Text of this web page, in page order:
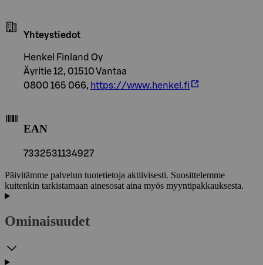
Yhteystiedot
Henkel Finland Oy
Äyritie 12, 01510 Vantaa
0800 165 066, https://www.henkel.fi
EAN
7332531134927
Päivitämme palvelun tuotetietoja aktiivisesti. Suosittelemme
kuitenkin tarkistamaan ainesosat aina myös myyntipakkauksesta.
Ominaisuudet